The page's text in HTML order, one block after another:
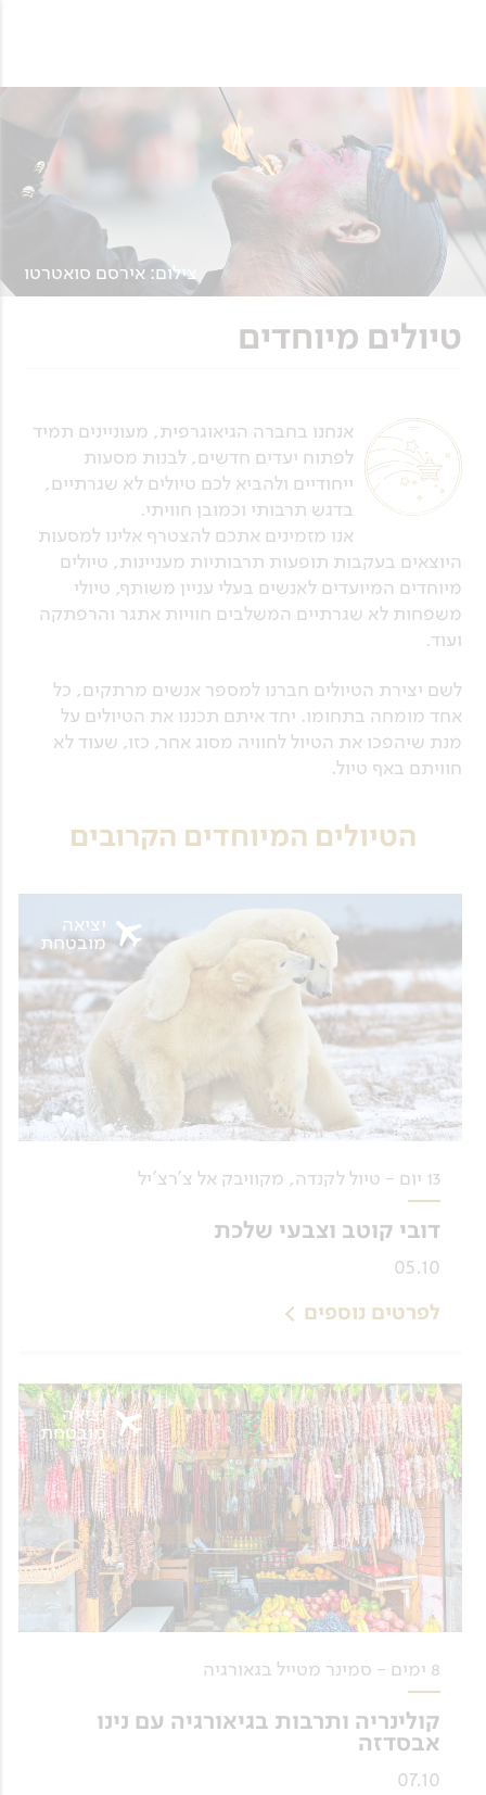
צילום: אירסם סואטרטו
טיולים מיוחדים
אנחנו בחברה הגיאוגרפית, מעוניינים תמיד
לפתוח יעדים חדשים, לבנות מסעות
ייחודיים ולהביא לכם טיולים לא שגרתיים,
בדגש תרבותי וכמובן חוויתי.
אנו מזמינים אתכם להצטרף אלינו למסעות
היוצאים בעקבות תופעות תרבותיות מעניינות, טיולים
מיוחדים המיועדים לאנשים בעלי עניין משותף, טיולי
משפחות לא שגרתיים המשלבים חוויות אתגר והרפתקה
ועוד.
לשם יצירת הטיולים חברנו למספר אנשים מרתקים, כל
אחד מומחה בתחומו. יחד איתם תכננו את הטיולים על
מנת שיהפכו את הטיול לחוויה מסוג אחר, כזו, שעוד לא
חוויתם באף טיול.
הטיולים המיוחדים הקרובים
13 יום - טיול לקנדה, מקוויבק אל צ'רצ'יל
דובי קוטב וצבעי שלכת
05.10
לפרטים נוספים
יציאה
מובטחת
8 ימים - סמינר מטייל בגאורגיה
קולינריה ותרבות בגיאורגיה עם נינו
אבסדזה
07.10
יציאה
מובטחת